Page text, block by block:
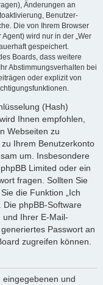
Änderungen an
Benutzer-
Die von Ihrem Browser
wird nur in der „Wer
gespeichert.
Boards, dass weitere
Abstimmungsverhalten bei
oder explizit von
(Hash)
Ihnen empfohlen,
Webseiten zu
Ihrem Benutzerkonto
um. Insbesondere
Limited oder ein
fragen. Sollten Sie
die Funktion „Ich
Die phpBB-Software
Ihrer E-Mail-
Passwort an
zugreifen können.
eingegebenen und